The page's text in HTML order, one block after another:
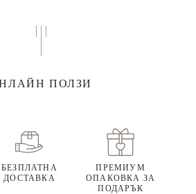
ПОЛЗИ
БЕЗПЛАТНА
ДОСТАВКА
ПРЕМИУМ
ОПАКОВКА ЗА
ПОДАРЪК